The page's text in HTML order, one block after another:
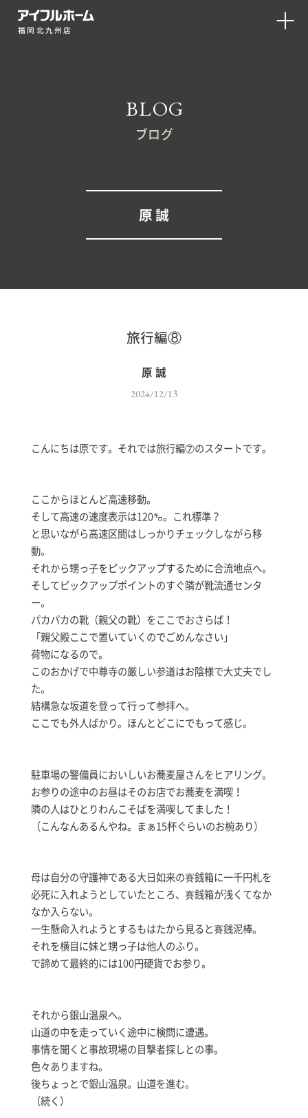
福岡北九州店
BLOG
ブログ
原 誠
旅行編⑧
原 誠
2024/12/13
こんにちは原です。それでは旅行編⑦のスタートです。
ここからほとんど高速移動。
そして高速の速度表示は120㌔。これ標準？
と思いながら高速区間はしっかりチェックしながら移
動。
それから甥っ子をピックアップするために合流地点へ。
そしてピックアップポイントのすぐ隣が靴流通センタ
ー。
パカパカの靴（親父の靴）をここでおさらば！
「親父殿ここで置いていくのでごめんなさい」
荷物になるので。
このおかげで中尊寺の厳しい参道はお陰様で大丈夫でし
た。
結構急な坂道を登って行って参拝へ。
ここでも外人ばかり。ほんとどこにでもって感じ。
駐車場の警備員においしいお蕎麦屋さんをヒアリング。
お参りの途中のお昼はそのお店でお蕎麦を満喫！
隣の人はひとりわんこそばを満喫してました！
（こんなんあるんやね。まぁ15杯ぐらいのお椀あり）
母は自分の守護神である大日如来の賽銭箱に一千円札を
必死に入れようとしていたところ、賽銭箱が浅くてなか
なか入らない。
一生懸命入れようとするもはたから見ると賽銭泥棒。
それを横目に妹と甥っ子は他人のふり。
で諦めて最終的には100円硬貨でお参り。
それから銀山温泉へ。
山道の中を走っていく途中に検問に遭遇。
事情を聞くと事故現場の目撃者探しとの事。
色々ありますね。
後ちょっとで銀山温泉。山道を進む。
（続く）